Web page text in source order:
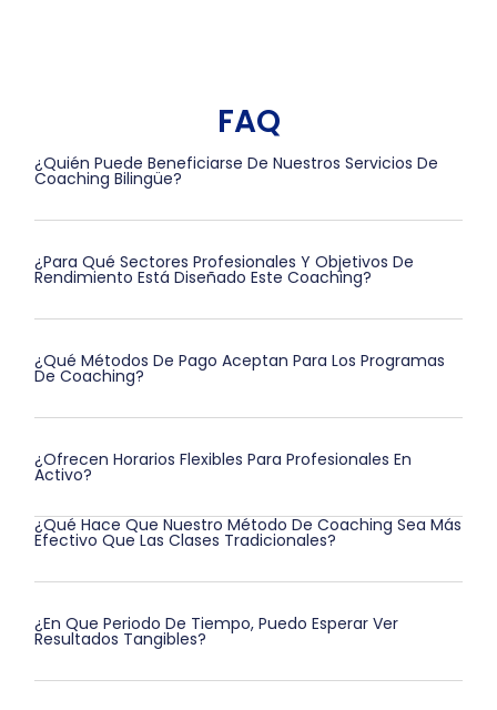
FAQ
¿Quién Puede Beneficiarse De Nuestros Servicios De
Coaching Bilingüe?
¿Para Qué Sectores Profesionales Y Objetivos De
Rendimiento Está Diseñado Este Coaching?
¿Qué Métodos De Pago Aceptan Para Los Programas
De Coaching?
¿Ofrecen Horarios Flexibles Para Profesionales En
Activo?
¿Qué Hace Que Nuestro Método De Coaching Sea Más
Efectivo Que Las Clases Tradicionales?
¿En Que Periodo De Tiempo, Puedo Esperar Ver
Resultados Tangibles?